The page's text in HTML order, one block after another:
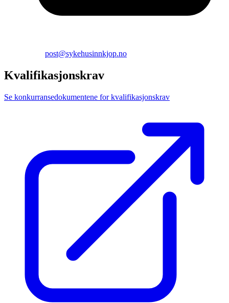
post@sykehusinnkjop.no
Kvalifikasjonskrav
Se konkurransedokumentene for kvalifikasjonskrav